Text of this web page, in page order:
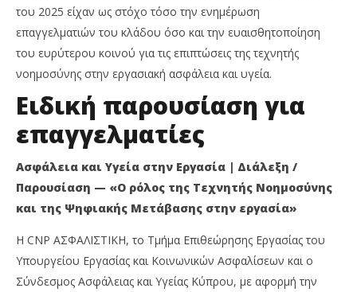
του 2025 είχαν ως στόχο τόσο την ενημέρωση
επαγγελματιών του κλάδου όσο και την ευαισθητοποίηση
του ευρύτερου κοινού για τις επιπτώσεις της τεχνητής
νοημοσύνης στην εργασιακή ασφάλεια και υγεία.
Ειδική παρουσίαση για
επαγγελματίες
Ασφάλεια και Υγεία στην Εργασία | Διάλεξη /
Παρουσίαση — «Ο ρόλος της Τεχνητής Νοημοσύνης
και της Ψηφιακής Μετάβασης στην εργασία»
Η CNP ΑΣΦΑΛΙΣΤΙΚΗ, το Τμήμα Επιθεώρησης Εργασίας του
Υπουργείου Εργασίας και Κοινωνικών Ασφαλίσεων και ο
Σύνδεσμος Ασφάλειας και Υγείας Κύπρου, με αφορμή την